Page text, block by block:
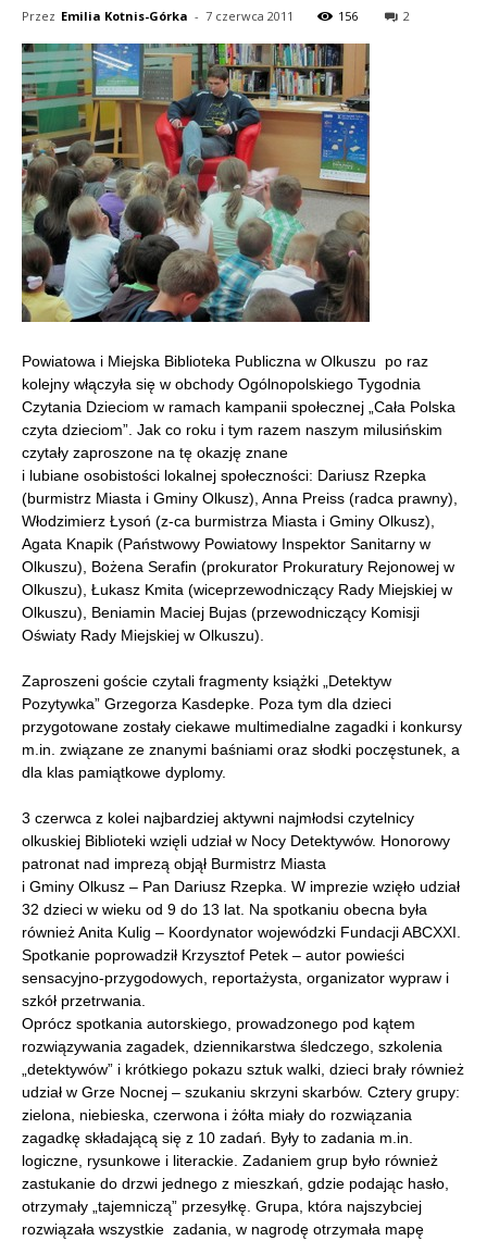
Przez Emilia Kotnis-Górka - 7 czerwca 2011 156 2
Powiatowa i Miejska Biblioteka Publiczna w Olkuszu po raz
kolejny włączyła się w obchody Ogólnopolskiego Tygodnia
Czytania Dzieciom w ramach kampanii społecznej „Cała Polska
czyta dzieciom”. Jak co roku i tym razem naszym milusińskim
czytały zaproszone na tę okazję znane
i lubiane osobistości lokalnej społeczności: Dariusz Rzepka
(burmistrz Miasta i Gminy Olkusz), Anna Preiss (radca prawny),
Włodzimierz Łysoń (z-ca burmistrza Miasta i Gminy Olkusz),
Agata Knapik (Państwowy Powiatowy Inspektor Sanitarny w
Olkuszu), Bożena Serafin (prokurator Prokuratury Rejonowej w
Olkuszu), Łukasz Kmita (wiceprzewodniczący Rady Miejskiej w
Olkuszu), Beniamin Maciej Bujas (przewodniczący Komisji
Oświaty Rady Miejskiej w Olkuszu).
Zaproszeni goście czytali fragmenty książki „Detektyw
Pozytywka” Grzegorza Kasdepke. Poza tym dla dzieci
przygotowane zostały ciekawe multimedialne zagadki i konkursy
m.in. związane ze znanymi baśniami oraz słodki poczęstunek, a
dla klas pamiątkowe dyplomy.
3 czerwca z kolei najbardziej aktywni najmłodsi czytelnicy
olkuskiej Biblioteki wzięli udział w Nocy Detektywów. Honorowy
patronat nad imprezą objął Burmistrz Miasta
i Gminy Olkusz – Pan Dariusz Rzepka. W imprezie wzięło udział
32 dzieci w wieku od 9 do 13 lat. Na spotkaniu obecna była
również Anita Kulig – Koordynator wojewódzki Fundacji ABCXXI.
Spotkanie poprowadził Krzysztof Petek – autor powieści
sensacyjno-przygodowych, reportażysta, organizator wypraw i
szkół przetrwania.
Oprócz spotkania autorskiego, prowadzonego pod kątem
rozwiązywania zagadek, dziennikarstwa śledczego, szkolenia
„detektywów” i krótkiego pokazu sztuk walki, dzieci brały również
udział w Grze Nocnej – szukaniu skrzyni skarbów. Cztery grupy:
zielona, niebieska, czerwona i żółta miały do rozwiązania
zagadkę składającą się z 10 zadań. Były to zadania m.in.
logiczne, rysunkowe i literackie. Zadaniem grup było również
zastukanie do drzwi jednego z mieszkań, gdzie podając hasło,
otrzymały „tajemniczą” przesyłkę. Grupa, która najszybciej
rozwiązała wszystkie zadania, w nagrodę otrzymała mapę